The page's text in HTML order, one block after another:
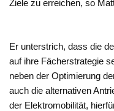
Ziele zu erreichen, so
Er unterstrich, dass die
auf ihre Fächerstrategie
neben der Optimierung
auch die alternativen
der Elektromobilität,